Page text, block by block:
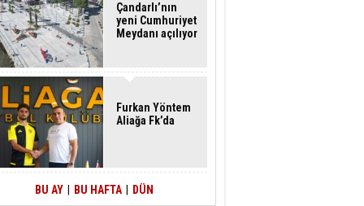
Çandarlı’nın
yeni Cumhuriyet
Meydanı açılıyor
Furkan Yöntem
Aliağa Fk’da
BU AY BU HAFTA DÜN